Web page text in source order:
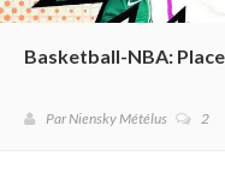
Basketball-NBA:
Par Niensky Métélus 2